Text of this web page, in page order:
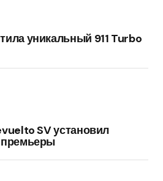
уникальный 911 Turbo
SV установил
премьеры